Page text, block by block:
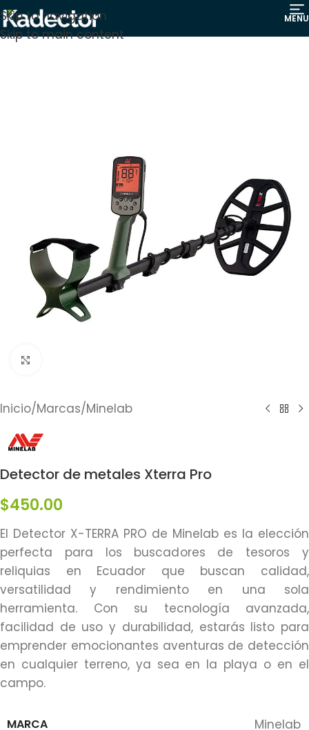
Skip to navigation
Skip to main content
MENU
Inicio/Marcas/Minelab
Detector de metales Xterra Pro
$450.00
El Detector X-TERRA PRO de Minelab es la elección
perfecta para los buscadores de tesoros y
reliquias en Ecuador que buscan calidad,
versatilidad y rendimiento en una sola
herramienta. Con su tecnología avanzada,
facilidad de uso y durabilidad, estarás listo para
emprender emocionantes aventuras de detección
en cualquier terreno, ya sea en la playa o en el
campo.
MARCA Minelab